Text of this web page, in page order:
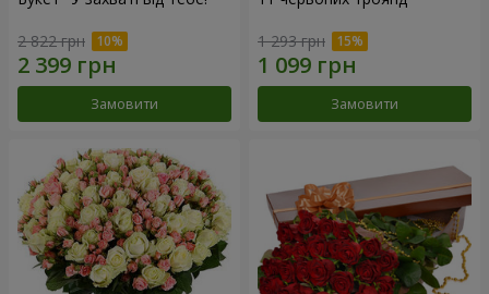
2 822 грн
Замовити
1 293 грн
Замовити